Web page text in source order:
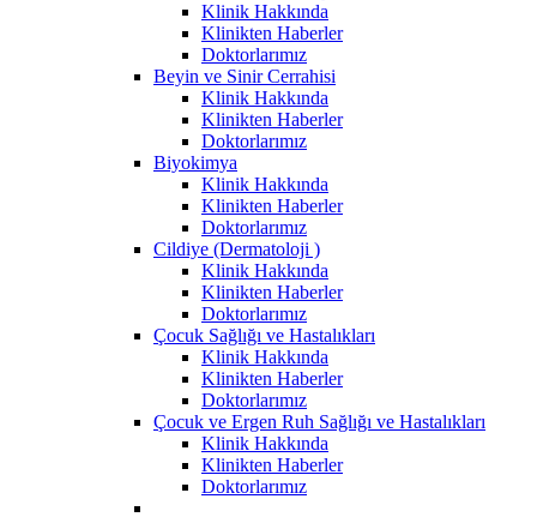
Klinik Hakkında
Klinikten Haberler
Doktorlarımız
Beyin ve Sinir Cerrahisi
Klinik Hakkında
Klinikten Haberler
Doktorlarımız
Biyokimya
Klinik Hakkında
Klinikten Haberler
Doktorlarımız
Cildiye (Dermatoloji )
Klinik Hakkında
Klinikten Haberler
Doktorlarımız
Çocuk Sağlığı ve Hastalıkları
Klinik Hakkında
Klinikten Haberler
Doktorlarımız
Çocuk ve Ergen Ruh Sağlığı ve Hastalıkları
Klinik Hakkında
Klinikten Haberler
Doktorlarımız